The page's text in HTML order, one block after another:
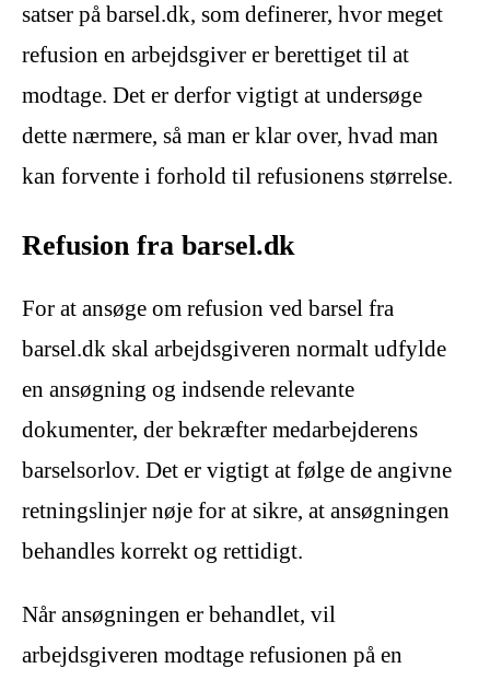
satser på barsel.dk, som definerer, hvor meget
refusion en arbejdsgiver er berettiget til at
modtage. Det er derfor vigtigt at undersøge
dette nærmere, så man er klar over, hvad man
kan forvente i forhold til refusionens størrelse.
Refusion fra barsel.dk
For at ansøge om refusion ved barsel fra
barsel.dk skal arbejdsgiveren normalt udfylde
en ansøgning og indsende relevante
dokumenter, der bekræfter medarbejderens
barselsorlov. Det er vigtigt at følge de angivne
retningslinjer nøje for at sikre, at ansøgningen
behandles korrekt og rettidigt.
Når ansøgningen er behandlet, vil
arbejdsgiveren modtage refusionen på en